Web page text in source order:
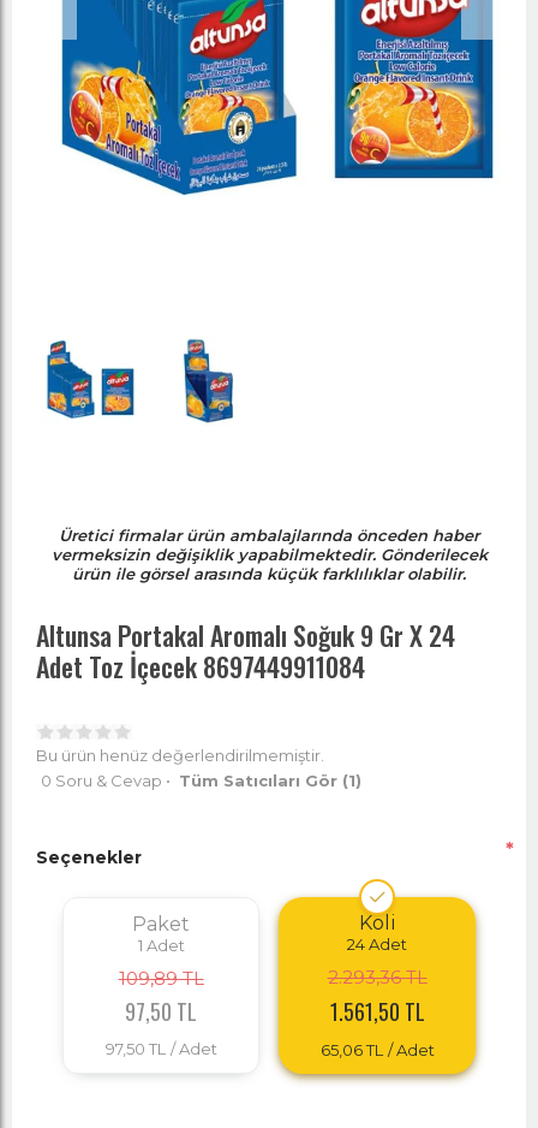
Üretici firmalar ürün ambalajlarında önceden haber
vermeksizin değişiklik yapabilmektedir. Gönderilecek
ürün ile görsel arasında küçük farklılıklar olabilir.
Altunsa Portakal Aromalı Soğuk 9 Gr X 24
Adet Toz İçecek 8697449911084
Bu ürün henüz değerlendirilmemiştir.
0 Soru & Cevap • Tüm Satıcıları Gör (1)
Seçenekler *
Paket
1 Adet
109,89 TL
97,50 TL
97,50 TL / Adet
Koli
24Adet
2.293,36 TL
1.561,50 TL
65,06 TL / Adet